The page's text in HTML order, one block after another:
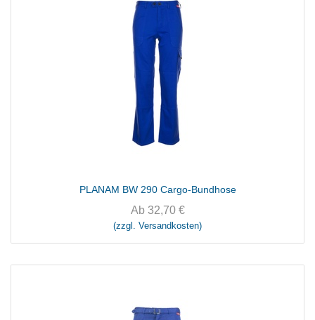
PLANAM BW 290 Cargo-Bundhose
Ab 32,70€
(zzgl. Versandkosten)